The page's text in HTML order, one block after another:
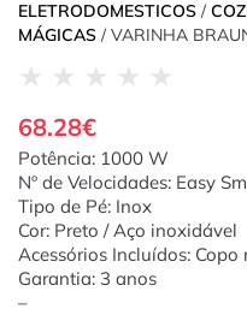
ELETRODOMESTICOS /
MÁGICAS / VARINHA
★ ★ ★ ★ ★
68.28€
Potência: 1000 W
Nº de Velocidades: Easy
Tipo de Pé: Inox
Cor: Preto / Aço inoxidável
Acessórios Incluídos: Copo
Garantia: 3 anos
–